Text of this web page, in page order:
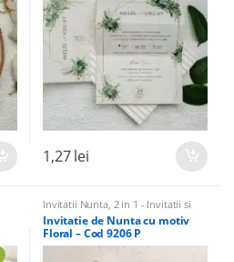
1,27lei
Invitatii Nunta, 2 in 1 - Invitatii si
Marturii Nunta si Botez
Domnisoare de Onoare, Invitatii de
nunta cu flori si fluturi
elegante,Invitatii Nunta si Botez 2
Invitatie de Nunta cu motiv
Floral – Cod 9206 P